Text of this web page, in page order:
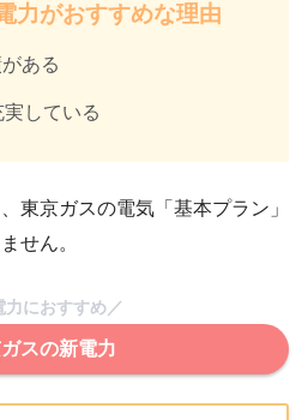
力がおすすめな理由
ある
している
東京ガスの電気「基本プラン」
せん。
力におすすめ／
スの新電力